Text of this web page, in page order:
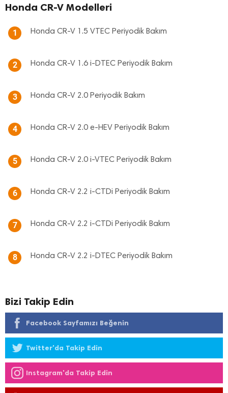
Honda CR-V Modelleri
1 Honda CR-V 1.5 VTEC Periyodik Bakım
2 Honda CR-V 1.6 i-DTEC Periyodik Bakım
3 Honda CR-V 2.0 Periyodik Bakım
4 Honda CR-V 2.0 e-HEV Periyodik Bakım
5 Honda CR-V 2.0 i-VTEC Periyodik Bakım
6 Honda CR-V 2.2 i-CTDi Periyodik Bakım
7 Honda CR-V 2.2 i-CTDi Periyodik Bakım
8 Honda CR-V 2.2 i-DTEC Periyodik Bakım
Bizi Takip Edin
Facebook Sayfamızı Beğenin
Twitter'da Takip Edin
Instagram'da Takip Edin